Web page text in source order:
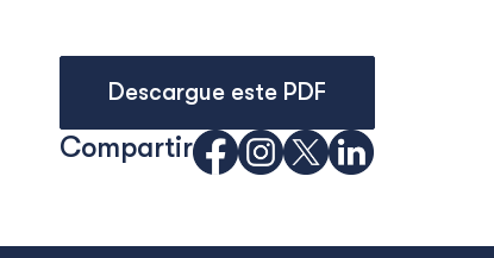
Descargue este PDF
Compartir